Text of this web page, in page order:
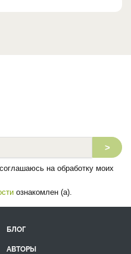
>
на обработку моих
ознакомлен (а).
БЛОГ
АВТОРЫ